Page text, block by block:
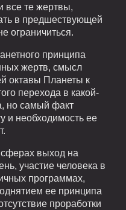
все те жертвы,
в предшествующей
ограничиться.
принципа
жертв, смысл
октавы Планеты к
перехода в какой-
но самый факт
и необходимость ее
сферах выход на
участие человека в
программах,
ее принципа
проработки